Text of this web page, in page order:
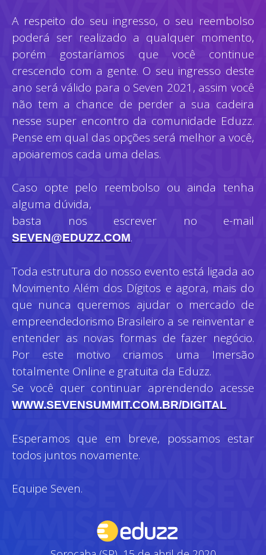
A respeito do seu ingresso, o seu reembolso
poderá ser realizado a qualquer momento,
porém gostaríamos que você continue
crescendo com a gente. O seu ingresso deste
ano será válido para o Seven 2021, assim você
não tem a chance de perder a sua cadeira
nesse super encontro da comunidade Eduzz.
Pense em qual das opções será melhor a você,
apoiaremos cada uma delas.
Caso opte pelo reembolso ou ainda tenha
alguma dúvida,
basta nos escrever no e-mail
SEVEN@EDUZZ.COM.
Toda estrutura do nosso evento está ligada ao
Movimento Além dos Dígitos e agora, mais do
que nunca queremos ajudar o mercado de
empreendedorismo Brasileiro a se reinventar e
entender as novas formas de fazer negócio.
Por este motivo criamos uma Imersão
totalmente Online e gratuita da Eduzz.
Se você quer continuar aprendendo acesse
WWW.SEVENSUMMIT.COM.BR/DIGITAL
Esperamos que em breve, possamos estar
todos juntos novamente.
Equipe Seven.